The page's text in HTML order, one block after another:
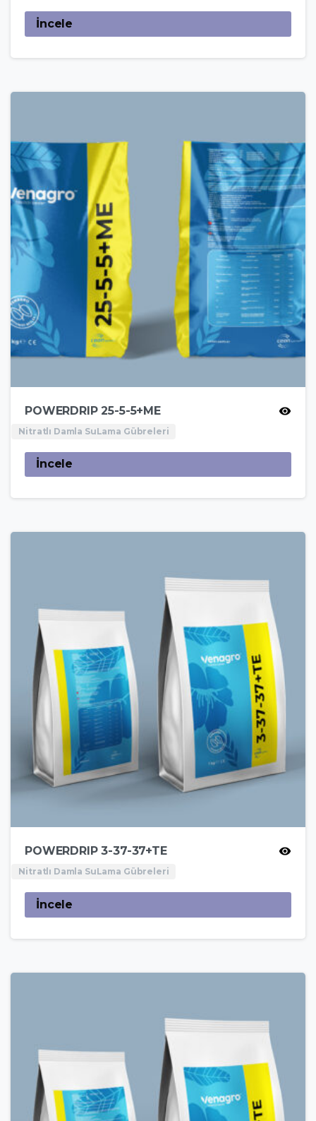
İncele
POWERDRIP 25-5-5+ME
Nitratlı Damla SuLama Gübreleri
İncele
POWERDRIP 3-37-37+TE
Nitratlı Damla SuLama Gübreleri
İncele